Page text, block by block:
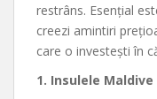
restrâns. Esențial
creezi amintiri
care o investești în
1. Insulele Maldive